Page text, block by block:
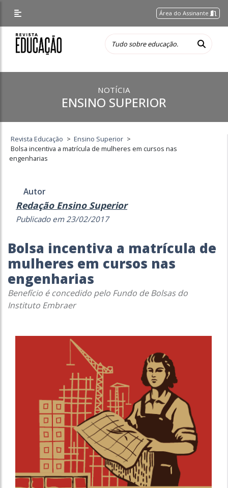
Área do Assinante
NOTÍCIA
ENSINO SUPERIOR
Revista Educação > Ensino Superior >
Bolsa incentiva a matrícula de mulheres em cursos nas
engenharias
Autor
Redação Ensino Superior
Publicado em 23/02/2017
Bolsa incentiva a matrícula de
mulheres em cursos nas
engenharias
Benefício é concedido pelo Fundo de Bolsas do
Instituto Embraer